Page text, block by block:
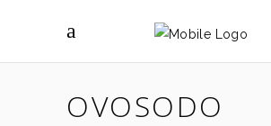
OVOSODO